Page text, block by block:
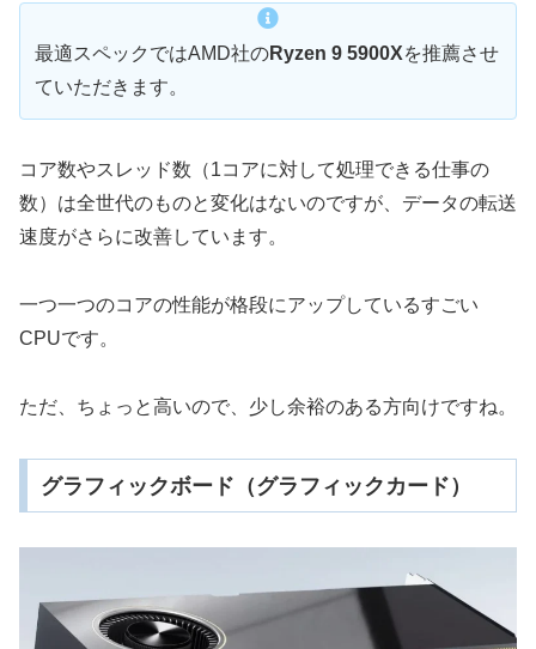
最適スペックではAMD社のRyzen 9 5900Xを推薦させ
ていただきます。
コア数やスレッド数（1コアに対して処理できる仕事の
数）は全世代のものと変化はないのですが、データの転送
速度がさらに改善しています。
一つ一つのコアの性能が格段にアップしているすごい
CPUです。
ただ、ちょっと高いので、少し余裕のある方向けですね。
グラフィックボード（グラフィックカード）